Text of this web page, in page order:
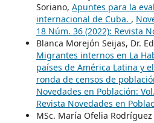
Soriano, Apuntes para la
internacional de Cuba. ,
18 Núm. 36 (2022): Revista
Blanca Morejón Seijas, Dr.
Migrantes internos en La
países de América Latina y
ronda de censos de
Novedades en Población:
Revista Novedades en
MSc. María Ofelia Rodríguez